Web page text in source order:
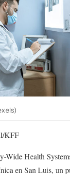
KFF
Wide Health
en San Luis, un